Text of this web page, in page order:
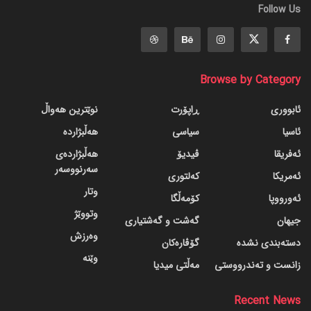
Follow Us
Browse by Category
ئابووری
ئاسیا
ئەفریقا
ئەمریکا
ئەورووپا
جیهان
دسته‌بندی نشده
زانست و تەندرووستی
ڕاپۆرت
سیاسی
ڤیدیۆ
کەلتوری
کۆمەڵگا
گه‌شت و گه‌شتیاری
گۆڤاره‌کان
مەڵتی میدیا
نوێترین هەواڵ
هەڵبژاردە
هەڵبژاردەی
سەرنووسەر
وتار
وتووێژ
وەرزش
وێنە
Recent News